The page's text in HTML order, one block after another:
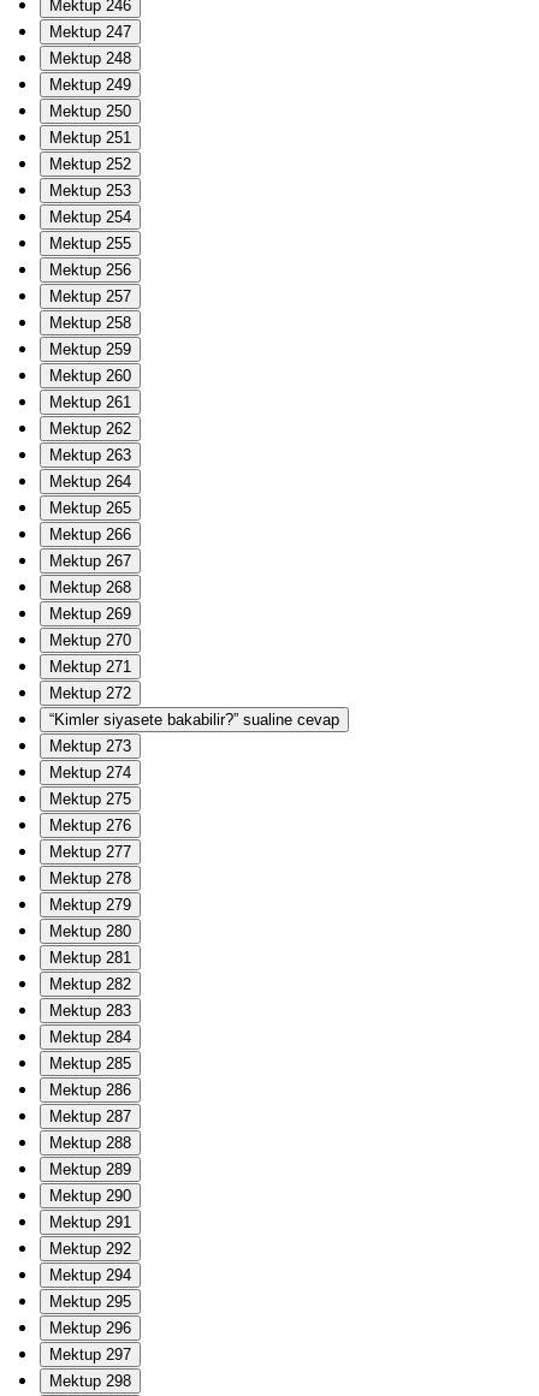
Mektup 246
Mektup 247
Mektup 248
Mektup 249
Mektup 250
Mektup 251
Mektup 252
Mektup 253
Mektup 254
Mektup 255
Mektup 256
Mektup 257
Mektup 258
Mektup 259
Mektup 260
Mektup 261
Mektup 262
Mektup 263
Mektup 264
Mektup 265
Mektup 266
Mektup 267
Mektup 268
Mektup 269
Mektup 270
Mektup 271
Mektup 272
“Kimler siyasete bakabilir?” sualine cevap
Mektup 273
Mektup 274
Mektup 275
Mektup 276
Mektup 277
Mektup 278
Mektup 279
Mektup 280
Mektup 281
Mektup 282
Mektup 283
Mektup 284
Mektup 285
Mektup 286
Mektup 287
Mektup 288
Mektup 289
Mektup 290
Mektup 291
Mektup 292
Mektup 294
Mektup 295
Mektup 296
Mektup 297
Mektup 298